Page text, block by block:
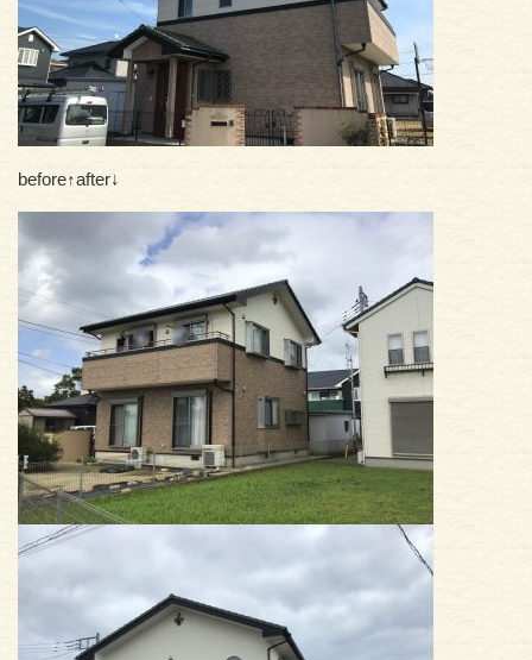
before↑after↓